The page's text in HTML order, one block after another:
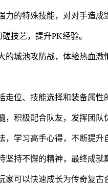
的特殊技能，对对手造成
技艺，提升PK经验。
城池攻防战，体验热血激
位、技能选择和装备属性
积极配合队友，发挥团队
学习高手心得，不断提升
持不懈的精神，最终成就
可以快速成长为传奇复